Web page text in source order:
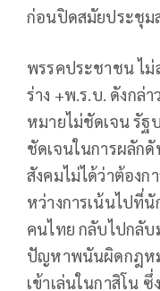
ก่อนปิดสมัยประชุม
พรรคประชาชน ไ
ร่าง +พ.ร.บ. ดังกล่
หมายไม่ชัดเจน รัฐ
ชัดเจนในการผลัก
สังคมไม่ได้ว่าต้องก
หว่างการเน้นไปที่
คนไทย กลับไปกลับ
ปัญหาพนันผิดกฎห
เข้าเล่นในกาสิโน